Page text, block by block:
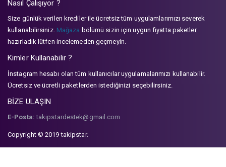
Nasıl Çalışıyor ?
Size günlük verilen krediler ile ücretsiz tüm uygulamlarımızı severek
kullanabilirsiniz. Mağaza bölümü sizin için uygun fiyatta paketler
hazırladık lütfen incelemeden geçmeyin.
Kimler Kullanabilir ?
İnstagram hesabı olan tüm kullanıcılar uygulamalarımızı kullanabilir.
Ücretsiz ve ücretli paketlerden istediğinizi seçebilirsiniz.
BİZE ULAŞIN
E-Posta: takipstardestek@gmail.com
Copyright © 2019 takipstar.